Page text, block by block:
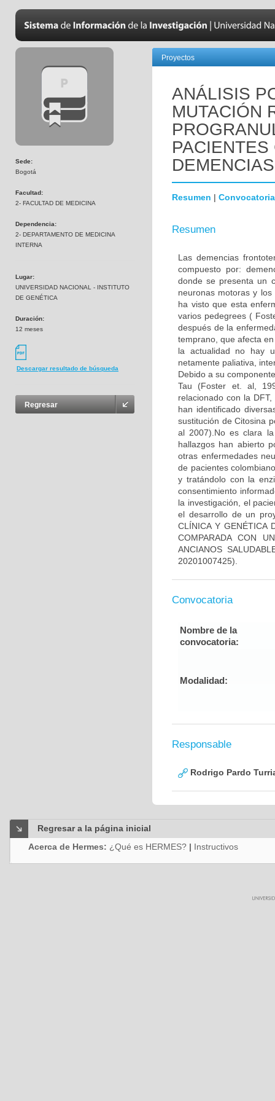
Sede:
Bogotá
Facultad:
2- FACULTAD DE MEDICINA
Dependencia:
2- DEPARTAMENTO DE MEDICINA
INTERNA
Lugar:
UNIVERSIDAD NACIONAL - INSTITUTO
DE GENÉTICA
Duración:
12 meses
Descargar resultado de búsqueda
Regresar
Proyectos
ANÁLISIS
MUTACIÓN
Resumen | Convocatoria
Resumen
Las demencias
compuesto por:
donde se presenta un
neuronas motoras y
ha visto que esta
varios pedegrees (
después de la
temprano, que afecta
la actualidad no hay
netamente paliativa,
Debido a su
Tau (Foster et. al,
relacionado con la
han identificado
sustitución de Citosina
al 2007).No es clara
hallazgos han abierto
otras enfermedades
de pacientes
y tratándolo con la
consentimiento
la investigación, el
el desarrollo de un
CLÍNICA Y GENÉTICA
COMPARADA CON
ANCIANOS
20201007425).
Convocatoria
Nombre de la
convocatoria:
Modalidad:
Responsable
Rodrigo Pardo
Regresar a la página inicial
Acerca de Hermes: ¿Qué es HERMES? | Instructivos